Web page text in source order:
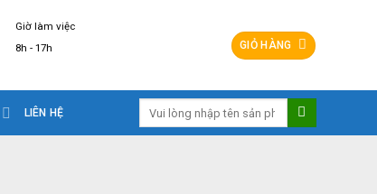
Giờ làm việc
8h - 17h
GIỎ HÀNG
LIÊN HỆ